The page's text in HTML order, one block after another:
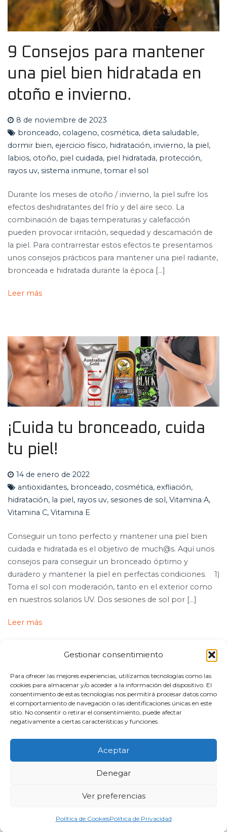
Gestionar consentimiento
Para ofrecer las mejores experiencias, utilizamos tecnologías como las
cookies para almacenar y/o acceder a la información del dispositivo. El
consentimiento de estas tecnologías nos permitirá procesar datos como
el comportamiento de navegación o las identificaciones únicas en este
sitio. No consentir o retirar el consentimiento, puede afectar
negativamente a ciertas características y funciones.
Aceptar
Denegar
Ver preferencias
Política de CookiesPolítica de Privacidad
9 Consejos para mantener
una piel bien hidratada en
otoño e invierno.
8 de noviembre de 2023
bronceado, colageno, cosmética, dieta saludable,
dormir bien, ejercicio físico, hidratación, invierno, la piel,
labios, otoño, piel cuidada, piel hidratada, protección,
rayos uv, sistema inmune, tomar el sol
Durante los meses de otoño / invierno, la piel sufre los
efectos deshidratantes del frío y del aire seco. La
combinación de bajas temperaturas y calefacción
pueden provocar irritación, sequedad y descamación de
la piel. Para contrarrestar estos efectos te presentamos
unos consejos prácticos para mantener una piel radiante,
bronceada e hidratada durante la época […]
Leer más
¡Cuida tu bronceado, cuida
tu piel!
14 de enero de 2022
antioxidantes, bronceado, cosmética, exfliación,
hidratación, la piel, rayos uv, sesiones de sol, Vitamina A,
Vitamina C, Vitamina E
Conseguir un tono perfecto y mantener una piel bien
cuidada e hidratada es el objetivo de much@s. Aquí unos
consejos para conseguir un bronceado óptimo y
duradero y mantener la piel en perfectas condiciones. 1)
Toma el sol con moderación, tanto en el exterior como
en nuestros solarios UV. Dos sesiones de sol por […]
Leer más
Política de Cookies Política de privacidad